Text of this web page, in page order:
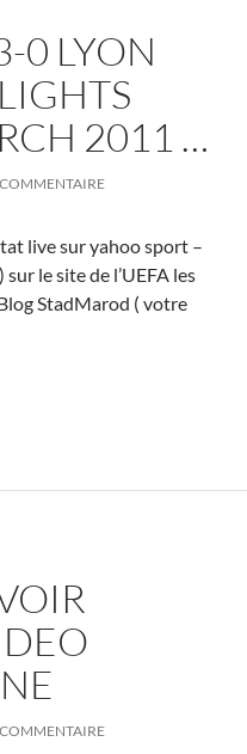
0 LYON
2011 …
live sur yahoo sport –
le site de l’UEFA les
StadMarod ( votre